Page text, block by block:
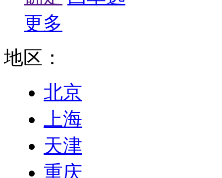
更多
地区：
北京
上海
天津
重庆